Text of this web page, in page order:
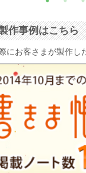
作事例はこちら
お客さまが製作し